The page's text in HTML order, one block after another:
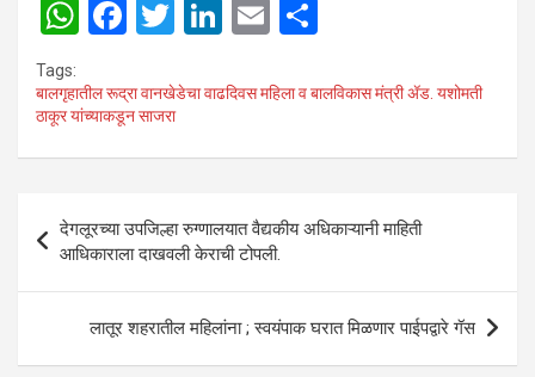
W
at
s
A
p
F
ce
b
o
k
T
tt
Li
ke
n
E
ail ar
Tags:
बालगृहातील रूद्रा वानखेडेचा वाढदिवस महिला व बालविकास मंत्री ॲड. यशोमती
ठाकूर यांच्याकडून साजरा
Post
navigation
देगलूरच्या उपजिल्हा रुग्णालयात वैद्यकीय अधिकाऱ्यानी माहिती
आधिकाराला दाखवली केराची टोपली.
लातूर शहरातील महिलांना ; स्वयंपाक घरात मिळणार पाईपद्वारे गॅस